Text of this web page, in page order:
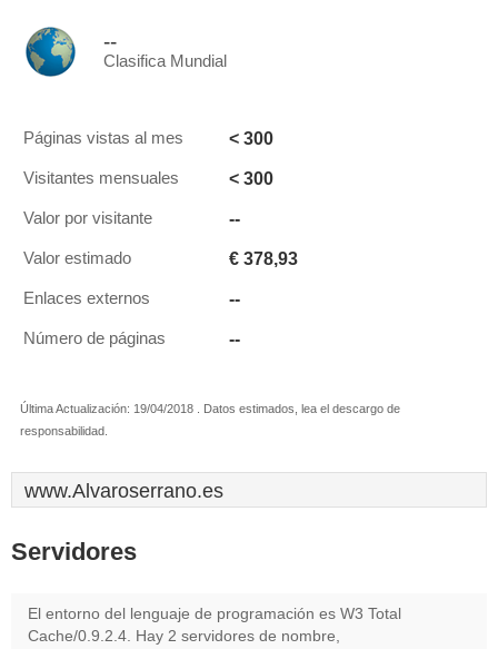
--
Clasifica Mundial
Páginas vistas al mes < 300
Visitantes mensuales < 300
Valor por visitante --
Valor estimado € 378,93
Enlaces externos --
Número de páginas --
Última Actualización: 19/04/2018 . Datos estimados, lea el descargo de
responsabilidad.
www.Alvaroserrano.es
Servidores
El entorno del lenguaje de programación es W3 Total
Cache/0.9.2.4. Hay 2 servidores de nombre,